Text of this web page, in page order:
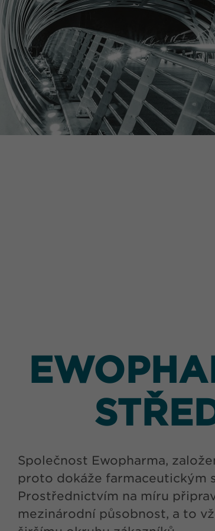
Společnost Ewopharma,
proto dokáže farmaceutickým
Prostřednictvím na míru
mezinárodní působnost, a to